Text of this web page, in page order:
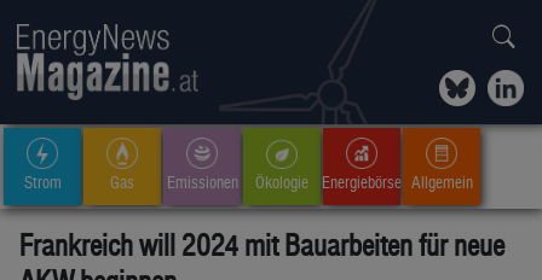
Strom Gas Emissionen Ökologie Energiebörse Allgemein
Frankreich will 2024 mit Bauarbeiten für neue